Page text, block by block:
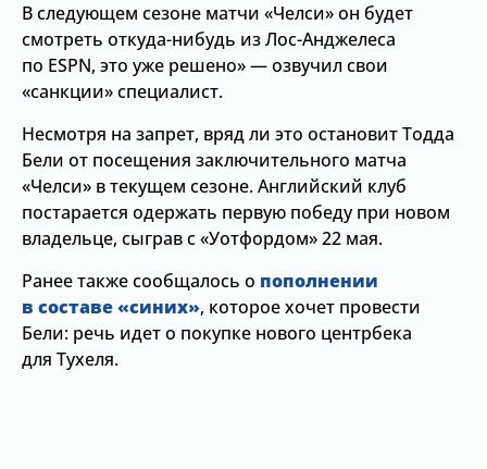
В следующем сезоне матчи «Челси» он будет
смотреть откуда-нибудь из Лос-Анджелеса
по ESPN, это уже решено» — озвучил свои
«санкции» специалист.
Несмотря на запрет, вряд ли это остановит Тодда
Бели от посещения заключительного матча
«Челси» в текущем сезоне. Английский клуб
постарается одержать первую победу при новом
владельце, сыграв с «Уотфордом» 22 мая.
Ранее также сообщалось о пополнении
в составе «синих», которое хочет провести
Бели: речь идет о покупке нового центрбека
для Тухеля.